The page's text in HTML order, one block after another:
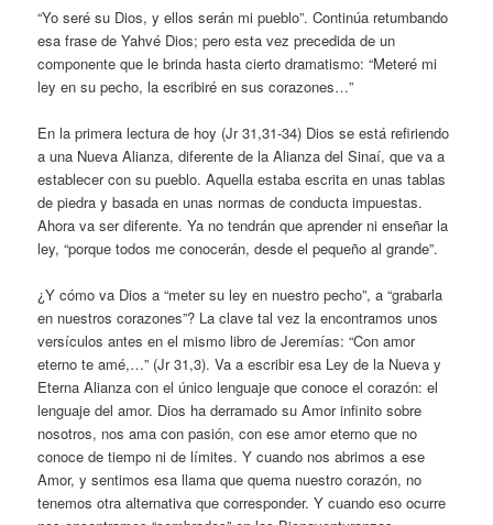
“Yo seré su Dios, y ellos serán mi pueblo”. Continúa retumbando
esa frase de Yahvé Dios; pero esta vez precedida de un
componente que le brinda hasta cierto dramatismo: “Meteré mi
ley en su pecho, la escribiré en sus corazones…”
En la primera lectura de hoy (Jr 31,31-34) Dios se está refiriendo
a una Nueva Alianza, diferente de la Alianza del Sinaí, que va a
establecer con su pueblo. Aquella estaba escrita en unas tablas
de piedra y basada en unas normas de conducta impuestas.
Ahora va ser diferente. Ya no tendrán que aprender ni enseñar la
ley, “porque todos me conocerán, desde el pequeño al grande”.
¿Y cómo va Dios a “meter su ley en nuestro pecho”, a “grabarla
en nuestros corazones”? La clave tal vez la encontramos unos
versículos antes en el mismo libro de Jeremías: “Con amor
eterno te amé,…” (Jr 31,3). Va a escribir esa Ley de la Nueva y
Eterna Alianza con el único lenguaje que conoce el corazón: el
lenguaje del amor. Dios ha derramado su Amor infinito sobre
nosotros, nos ama con pasión, con ese amor eterno que no
conoce de tiempo ni de límites. Y cuando nos abrimos a ese
Amor, y sentimos esa llama que quema nuestro corazón, no
tenemos otra alternativa que corresponder. Y cuando eso ocurre